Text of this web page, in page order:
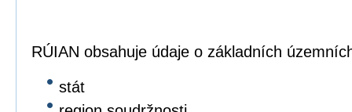
RÚIAN obsahuje údaje o základních
stát